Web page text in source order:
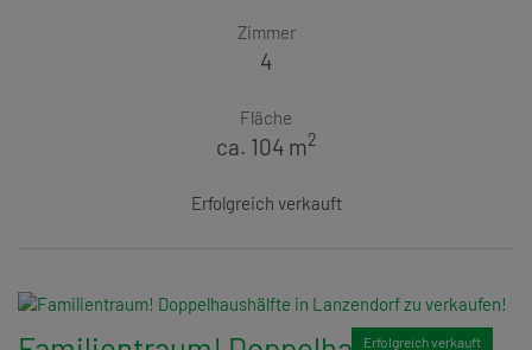
Zimmer
4
Fläche
ca. 104 m2
Erfolgreich verkauft
Erfolgreich verkauft